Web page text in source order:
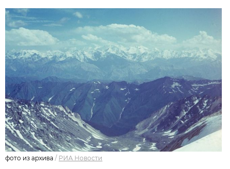
фото из архива / РИА Новости